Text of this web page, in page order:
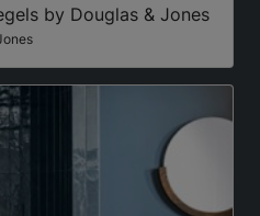
by Douglas & Jones